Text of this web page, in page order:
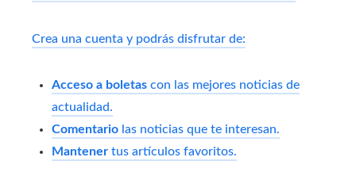
Crea una cuenta y podrás disfrutar de:
Acceso a boletas con las mejores noticias de
actualidad.
Comentario las noticias que te interesan.
Mantener tus artículos favoritos.